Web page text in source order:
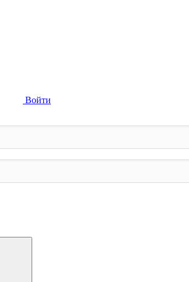
Войти